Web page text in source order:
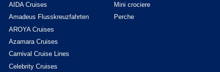
AIDA Cruises
Amadeus Flusskreuzfahrten
AROYA Cruises
Azamara Cruises
Carnival Cruise Lines
Celebrity Cruises
Mini crociere
Perche